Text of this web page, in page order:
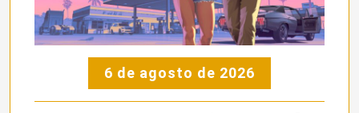
6 de agosto de 2026